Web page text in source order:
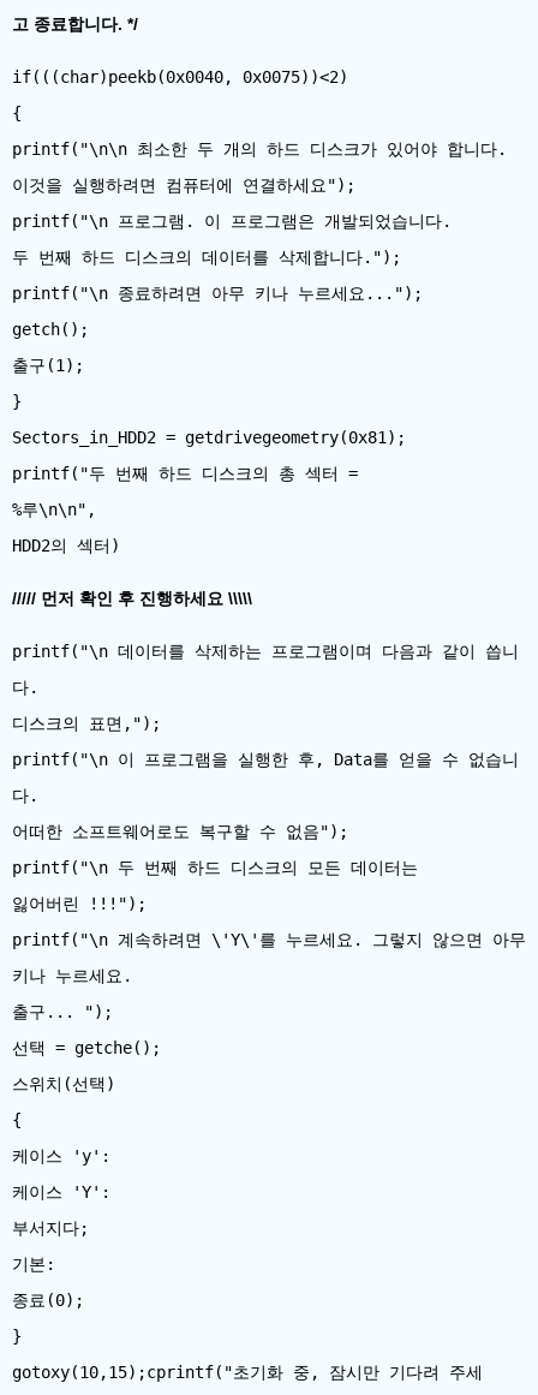
고 종료합니다. */
if(((char)peekb(0x0040, 0x0075))<2)
{
printf("\n\n 최소한 두 개의 하드 디스크가 있어야 합니다.
이것을 실행하려면 컴퓨터에 연결하세요");
printf("\n 프로그램. 이 프로그램은 개발되었습니다.
두 번째 하드 디스크의 데이터를 삭제합니다.");
printf("\n 종료하려면 아무 키나 누르세요...");
getch();
출구(1);
}
Sectors_in_HDD2 = getdrivegeometry(0x81);
printf("두 번째 하드 디스크의 총 섹터 =
%루\n\n",
///// 먼저 확인 후 진행하세요 \\\\\
printf("\n 데이터를 삭제하는 프로그램이며 다음과 같이 씁니
다.
디스크의 표면,");
printf("\n 이 프로그램을 실행한 후, Data를 얻을 수 없습니
다.
어떠한 소프트웨어로도 복구할 수 없음");
printf("\n 두 번째 하드 디스크의 모든 데이터는
잃어버린 !!!");
printf("\n 계속하려면 \'Y\'를 누르세요. 그렇지 않으면 아무
키나 누르세요.
출구... ");
선택 = getche();
스위치(선택)
{
케이스 'y':
케이스 'Y':
부서지다;
기본:
종료(0);
}
gotoxy(10,15);cprintf("초기화 중, 잠시만 기다려 주세